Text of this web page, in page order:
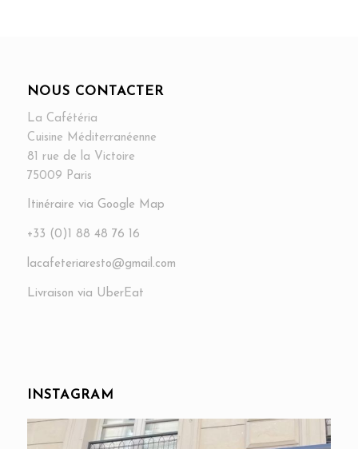
NOUS CONTACTER
La Cafétéria
Cuisine Méditerranéenne
81 rue de la Victoire
75009 Paris
Itinéraire via Google Map
+33 (0)1 88 48 76 16
lacafeteriaresto@gmail.com
Livraison via UberEat
INSTAGRAM